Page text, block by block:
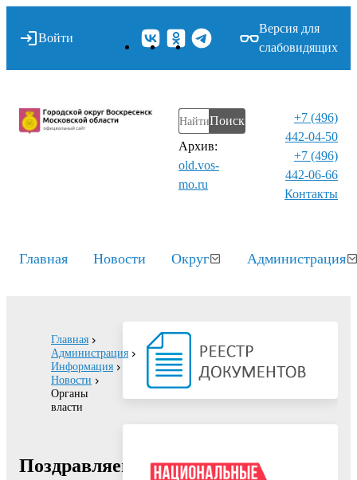
Войти
Версия для
слабовидящих
Поиск
Архив:
old.vos-
mo.ru
+7 (496)
442-04-50
+7 (496)
442-06-66
Контакты⁠
Главная Новости Округ Администрация
Главная
Администрация
Информация
Новости
Органы
власти
Поздравляем!